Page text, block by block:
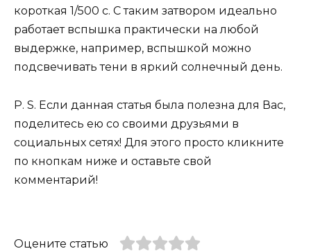
короткая 1/500 с. С таким затвором идеально
работает вспышка практически на любой
выдержке, например, вспышкой можно
подсвечивать тени в яркий солнечный день.
P. S. Если данная статья была полезна для Вас,
поделитесь ею со своими друзьями в
социальных сетях! Для этого просто кликните
по кнопкам ниже и оставьте свой
комментарий!
Оцените статью